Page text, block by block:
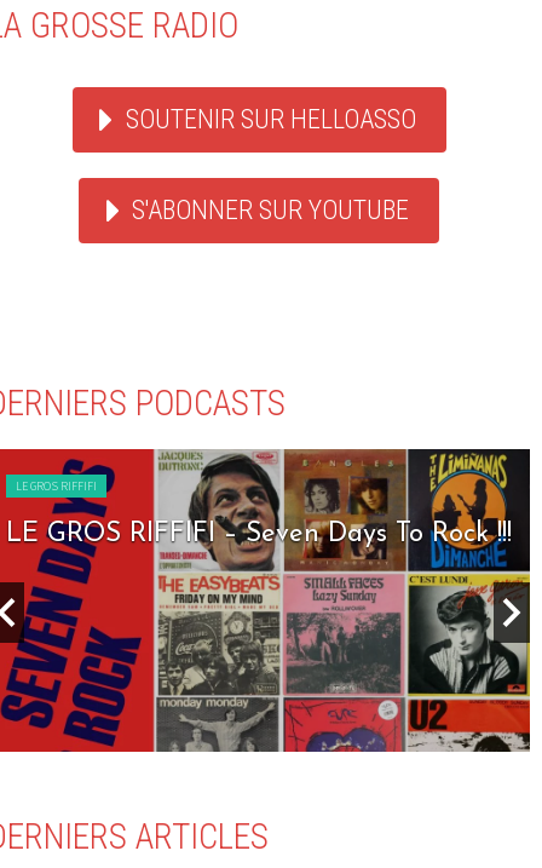
GROSSE RADIO
SOUTENIR SUR HELLOASSO
S'ABONNER SUR YOUTUBE
PODCASTS
LE GROS RIFFIFI
LE GROS RIFFIFI – Seven Days To Rock !!!
ARTICLES